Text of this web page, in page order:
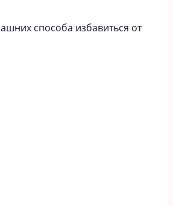
способа избавиться от